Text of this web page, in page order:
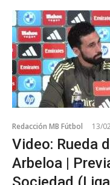
Redacción MB Fútbol 13/
Video: Rueda
Arbeloa |